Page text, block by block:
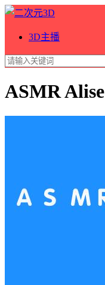
3D主播
ASMR Alise